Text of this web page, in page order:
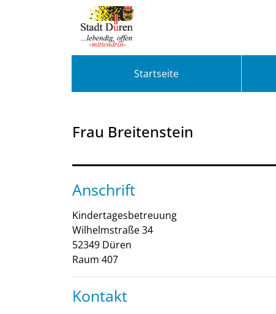
Zum Hauptinhalt springen
Startseite
Frau Breitenstein
Anschrift
Kindertagesbetreuung
Wilhelmstraße34
52349 Düren
Raum 407
Kontakt